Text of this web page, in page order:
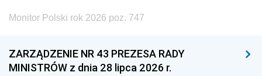
Monitor Polski rok 2026 poz. 747
ZARZĄDZENIE NR 43 PREZESA RADY
MINISTRÓW z dnia 28 lipca 2026 r.